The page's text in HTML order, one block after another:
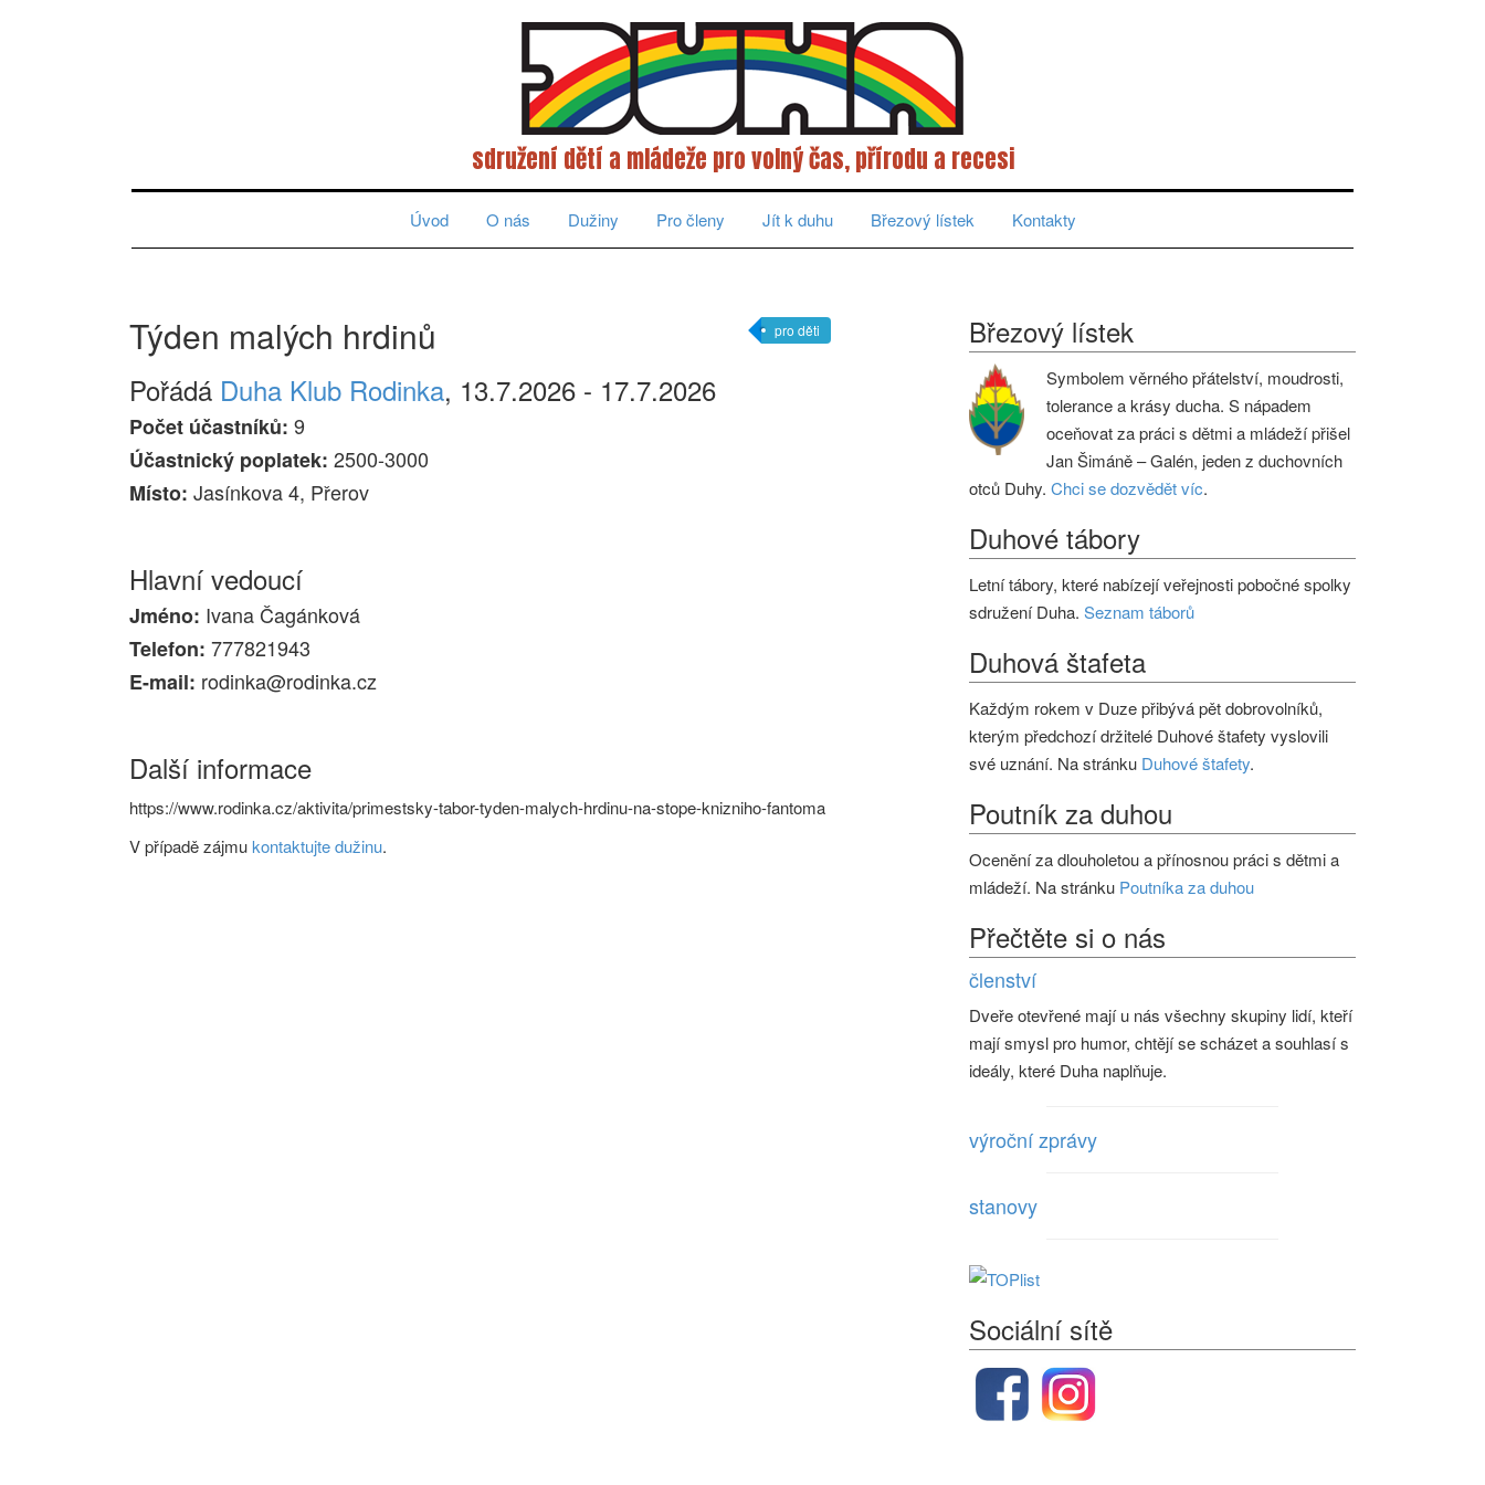
sdružení dětí a mládeže pro volný čas, přírodu a recesi
Úvod O nás Dužiny Pro členy Jít k duhu Březový lístek Kontakty
pro děti
Týden malých hrdinů
Pořádá Duha Klub Rodinka, 13.7.2026 - 17.7.2026
Počet účastníků: 9
Účastnický poplatek: 2500-3000
Místo: Jasínkova 4, Přerov
Hlavní vedoucí
Jméno: Ivana Čagánková
Telefon: 777821943
E-mail: rodinka@rodinka.cz
Další informace
https://www.rodinka.cz/aktivita/primestsky-tabor-tyden-malych-hrdinu-na-stope-knizniho-fantoma
V případě zájmukontaktujte dužinu.
Březový lístek
Symbolem věrného přátelství, moudrosti,
tolerance a krásy ducha. S nápadem
oceňovat za práci s dětmi a mládeží přišel
Jan Šimáně – Galén, jeden z duchovních
otců Duhy. Chci se dozvědět víc.
Duhové tábory
Letní tábory, které nabízejí veřejnosti pobočné spolky
sdružení Duha. Seznam táborů
Duhová štafeta
Každým rokem v Duze přibývá pět dobrovolníků,
kterým předchozí držitelé Duhové štafety vyslovili
své uznání. Na stránku Duhové štafety.
Poutník za duhou
Ocenění za dlouholetou a přínosnou práci s dětmi a
mládeží. Na stránku Poutníka za duhou
Přečtěte si o nás
členství
Dveře otevřené mají u nás všechny skupiny lidí, kteří
mají smysl pro humor, chtějí se scházet a souhlasí s
ideály, které Duha naplňuje.
výroční zprávy
stanovy
Sociální sítě